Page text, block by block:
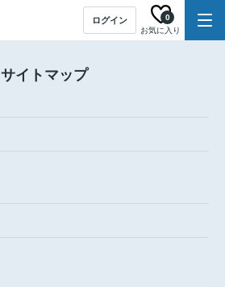
ログイン
お気に入り
0
サイトマップ